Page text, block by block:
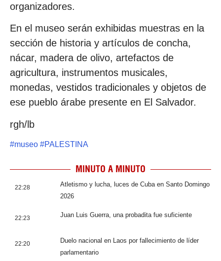
organizadores.
En el museo serán exhibidas muestras en la
sección de historia y artículos de concha,
nácar, madera de olivo, artefactos de
agricultura, instrumentos musicales,
monedas, vestidos tradicionales y objetos de
ese pueblo árabe presente en El Salvador.
rgh/lb
#museo #PALESTINA
MINUTO A MINUTO
22:28
Atletismo y lucha, luces de Cuba en Santo Domingo
2026
22:23 Juan Luis Guerra, una probadita fue suficiente
22:20
Duelo nacional en Laos por fallecimiento de líder
parlamentario